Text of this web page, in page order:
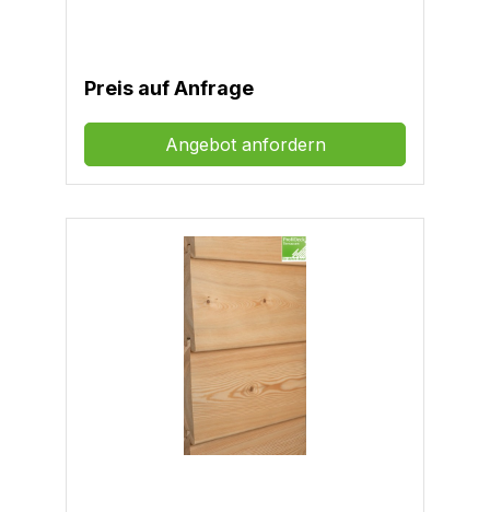
Preis auf Anfrage
Angebot anfordern